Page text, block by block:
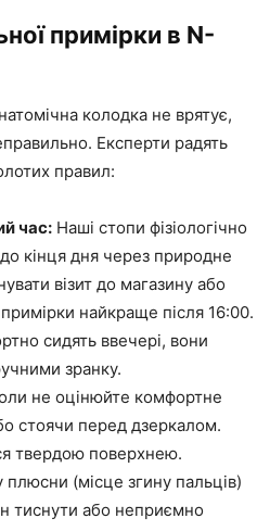
примірки в N-
колодка не врятує,
Експерти радять
правил:
час: Наші стопи фізіологічно
кінця дня через природне
візит до магазину або
найкраще після 16:00.
сидять ввечері, вони
зранку.
не оцінюйте комфортне
стоячи перед дзеркалом.
твердою поверхнею.
плюсни (місце згину пальців)
тиснути або неприємно